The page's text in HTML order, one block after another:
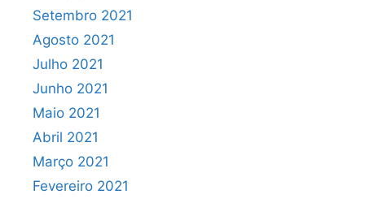
Setembro 2021
Agosto 2021
Julho 2021
Junho 2021
Maio 2021
Abril 2021
Março 2021
Fevereiro 2021